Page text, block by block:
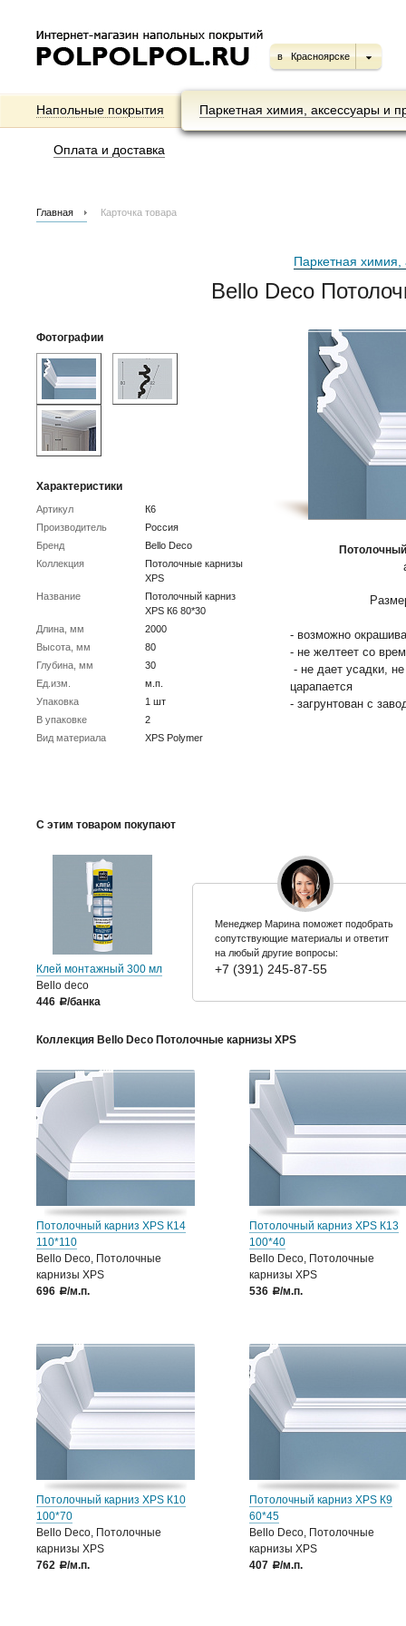
в Красноярске
Напольные покрытия Паркетная химия, аксессуары и
Оплата и доставка
Главная Карточка товара
Паркетная химия,
Bello Deco
Фотографии
Характеристики
Артикул
К6
Производитель
Россия
Бренд
Bello Deco
Коллекция
Потолочные карнизы
XPS
Название
Потолочный карниз
XPS К6 80*30
Длина, мм
2000
Высота, мм
80
Глубина, мм
30
Ед.изм.
м.п.
Упаковка
1 шт
В упаковке
2
Вид материала
XPS Polymer
- возможно
- не желтеет со
- не дает усадки,
царапается
- загрунтован с
С этим товаром покупают
Клей монтажный 300 мл
Bello deco
446
a/банка
Менеджер Марина поможет подобрать
сопутствующие материалы и ответит
на любый другие вопросы:
+7 (391) 245-87-55
Коллекция Bello Deco Потолочные карнизы XPS
Потолочный карниз XPS К14
110*110
Bello Deco, Потолочные
карнизы XPS
696
a/м.п.
Потолочный карниз XPS К13
100*40
Bello Deco, Потолочные
карнизы XPS
536
a/м.п.
Потолочный карниз XPS К10
100*70
Bello Deco, Потолочные
карнизы XPS
762
a/м.п.
Потолочный карниз XPS К9
60*45
Bello Deco, Потолочные
карнизы XPS
407
a/м.п.